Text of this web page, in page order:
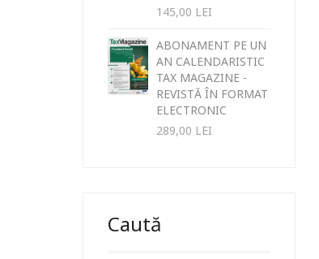
145,00 LEI
ABONAMENT PE UN
AN CALENDARISTIC
TAX MAGAZINE -
REVISTĂ ÎN FORMAT
ELECTRONIC
289,00 LEI
Caută